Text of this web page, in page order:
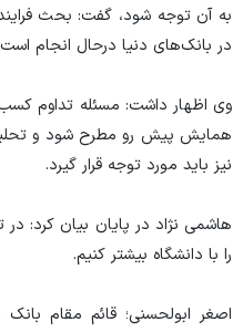
به آن توجه شود، گفت: بحث
در بانک‌های دنیا درحال انجام
وی اظهار داشت: مسئله تداوم کسب
همایش پیش رو مطرح شود و
نیز باید مورد توجه قرار گیرد.
هاشمی نژاد در پایان بیان کرد: در
را با دانشگاه بیشتر کنیم.
اصغر ابولحسنی؛ قائم مقام